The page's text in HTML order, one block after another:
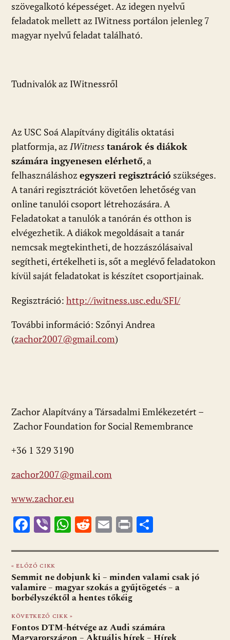
szövegalkotó képességet. Az idegen nyelvű
feladatok mellett az IWitness portálon jelenleg 7
magyar nyelvű feladat található.
Tudnivalók az IWitnessről
Az USC Soá Alapítvány digitális oktatási
platformja, az IWitness tanárok és diákok
számára ingyenesen elérhető, a
felhasználáshoz egyszeri regisztráció szükséges.
A tanári regisztrációt követően lehetőség van
online tanulói csoport létrehozására. A
Feladatokat a tanulók a tanórán és otthon is
elvégezhetik. A diákok megoldásait a tanár
nemcsak megtekintheti, de hozzászólásaival
segítheti, értékelheti is, sőt a meglévő feladatokon
kívül saját feladatokat is készítet csoportjainak.
Regisztráció: http://iwitness.usc.edu/SFI/
További információ: Szőnyi Andrea
(zachor2007@gmail.com)
Zachor Alapítvány a Társadalmi Emlékezetért –
Zachor Foundation for Social Remembrance
+36 1 329 3190
zachor2007@gmail.com
www.zachor.eu
F
e
b
o
o
k
Vi
er
W
at
s
A
p
p
R
d
di
t
E
ai
l
Pr
t za
m
e
« ELŐZŐ CIKK
Semmit ne dobjunk ki – minden valami csak jó
valamire – magyar szokás a gyűjtögetés – a
borbélyszéktől a hentes tőkéig
KÖVETKEZŐ CIKK »
Fontos DTM-hétvége az Audi számára